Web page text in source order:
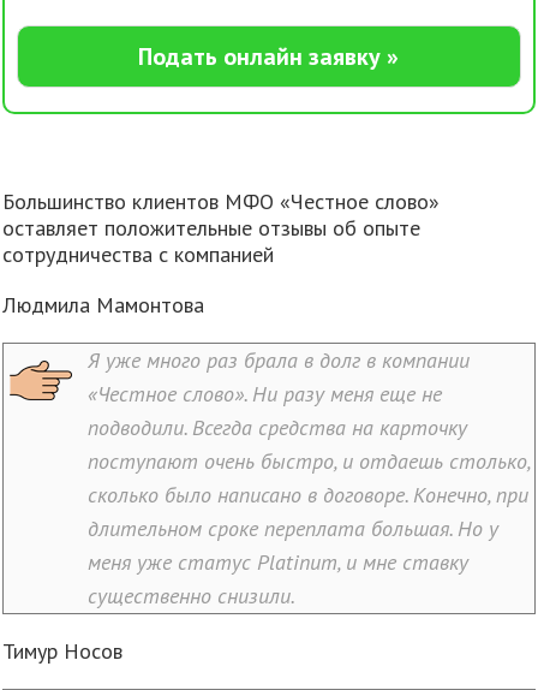
Подать онлайн заявку »
Большинство клиентов МФО «Честное слово»
оставляет положительные отзывы об опыте
сотрудничества с компанией
Людмила Мамонтова
Я уже много раз брала в долг в компании
«Честное слово». Ни разу меня еще не
подводили. Всегда средства на карточку
поступают очень быстро, и отдаешь столько,
сколько было написано в договоре. Конечно, при
длительном сроке переплата большая. Но у
меня уже статус Platinum, и мне ставку
существенно снизили.
Тимур Носов